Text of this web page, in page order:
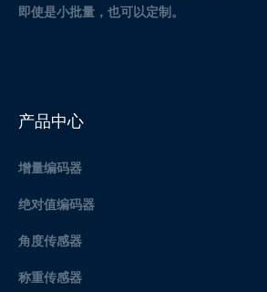
即使是小批量，也可以定制。
产品中心
增量编码器
绝对值编码器
角度传感器
称重传感器